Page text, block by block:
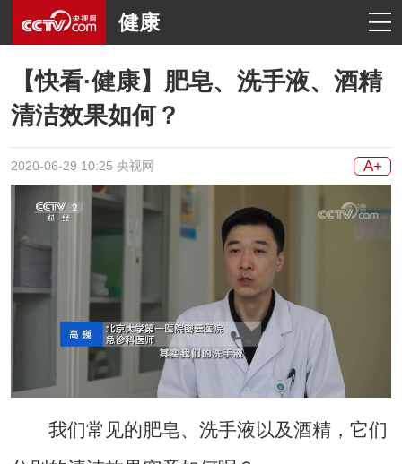
健康
【快看·健康】肥皂、洗手液、酒精
清洁效果如何？
2020-06-29 10:25 央视网 A+
我们常见的肥皂、洗手液以及酒精，它们